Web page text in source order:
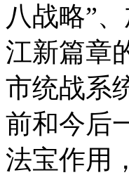
八战略”
江新篇章
市统战系
前和今后
法宝作用